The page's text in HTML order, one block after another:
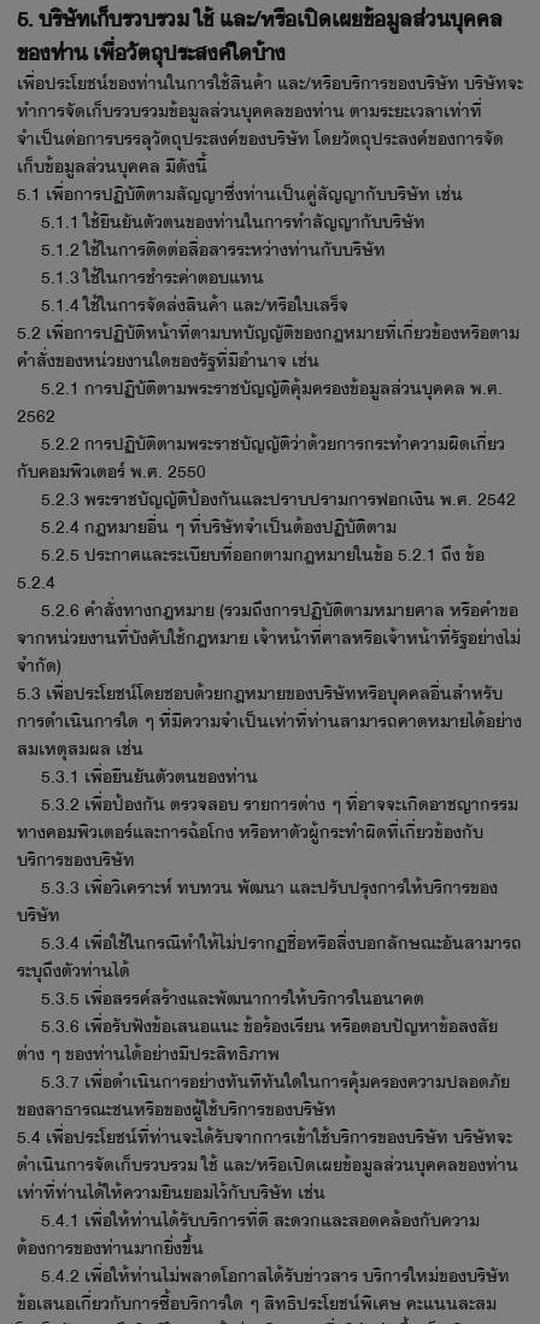
5. บริษัทเก็บรวบรวม ใช้ และ/หรือเปิดเผยข้อมูลส่วนบุคคล
ของท่าน เพื่อวัตถุประสงค์ใดบ้าง
เพื่อประโยชน์ของท่านในการใช้สินค้า และ/หรือบริการของบริษัท บริษัทจะ
ทำการจัดเก็บรวบรวมข้อมูลส่วนบุคคลของท่าน ตามระยะเวลาเท่าที่
จำเป็นต่อการบรรลุวัตถุประสงค์ของบริษัท โดยวัตถุประสงค์ของการจัด
เก็บข้อมูลส่วนบุคคล มีดังนี้
5.1 เพื่อการปฏิบัติตามสัญญาซึ่งท่านเป็นคู่สัญญากับบริษัท เช่น
5.1.1 ใช้ยืนยันตัวตนของท่านในการทำสัญญากับบริษัท
5.1.2 ใช้ในการติดต่อสื่อสารระหว่างท่านกับบริษัท
5.1.3 ใช้ในการชำระค่าตอบแทน
5.1.4 ใช้ในการจัดส่งสินค้า และ/หรือใบเสร็จ
5.2 เพื่อการปฏิบัติหน้าที่ตามบทบัญญัติของกฎหมายที่เกี่ยวข้องหรือตาม
คำสั่งของหน่วยงานใดของรัฐที่มีอำนาจ เช่น
5.2.1 การปฏิบัติตามพระราชบัญญัติคุ้มครองข้อมูลส่วนบุคคล พ.ศ.
2562
5.2.2 การปฏิบัติตามพระราชบัญญัติว่าด้วยการกระทำความผิดเกี่ยว
กับคอมพิวเตอร์ พ.ศ. 2550
5.2.3 พระราชบัญญัติป้องกันและปราบปรามการฟอกเงิน พ.ศ. 2542
5.2.4 กฎหมายอื่น ๆ ที่บริษัทจำเป็นต้องปฏิบัติตาม
5.2.5 ประกาศและระเบียบที่ออกตามกฎหมายในข้อ 5.2.1 ถึง ข้อ
5.2.4
5.2.6 คำสั่งทางกฎหมาย (รวมถึงการปฏิบัติตามหมายศาล หรือคำขอ
จากหน่วยงานที่บังคับใช้กฎหมาย เจ้าหน้าที่ศาลหรือเจ้าหน้าที่รัฐอย่างไม่
จำกัด)
5.3 เพื่อประโยชน์โดยชอบด้วยกฎหมายของบริษัทหรือบุคคลอื่นสำหรับ
การดำเนินการใด ๆ ที่มีความจำเป็นเท่าที่ท่านสามารถคาดหมายได้อย่าง
สมเหตุสมผล เช่น
5.3.1 เพื่อยืนยันตัวตนของท่าน
5.3.2 เพื่อป้องกัน ตรวจสอบ รายการต่าง ๆ ที่อาจจะเกิดอาชญากรรม
ทางคอมพิวเตอร์และการฉ้อโกง หรือหาตัวผู้กระทำผิดที่เกี่ยวข้องกับ
บริการของบริษัท
5.3.3 เพื่อวิเคราะห์ ทบทวน พัฒนา และปรับปรุงการให้บริการของ
บริษัท
5.3.4 เพื่อใช้ในกรณีทำให้ไม่ปรากฏชื่อหรือสิ่งบอกลักษณะอันสามารถ
ระบุถึงตัวท่านได้
5.3.5 เพื่อสรรค์สร้างและพัฒนาการให้บริการในอนาคต
5.3.6 เพื่อรับฟังข้อเสนอแนะ ข้อร้องเรียน หรือตอบปัญหาข้อสงสัย
ต่าง ๆ ของท่านได้อย่างมีประสิทธิภาพ
5.3.7 เพื่อดำเนินการอย่างทันทีทันใดในการคุ้มครองความปลอดภัย
ของสาธารณะชนหรือของผู้ใช้บริการของบริษัท
5.4 เพื่อประโยชน์ที่ท่านจะได้รับจากการเข้าใช้บริการของบริษัท บริษัทจะ
ดำเนินการจัดเก็บรวบรวม ใช้ และ/หรือเปิดเผยข้อมูลส่วนบุคคลของท่าน
เท่าที่ท่านได้ให้ความยินยอมไว้กับบริษัท เช่น
5.4.1 เพื่อให้ท่านได้รับบริการที่ดี สะดวกและสอดคล้องกับความ
ต้องการของท่านมากยิ่งขึ้น
5.4.2 เพื่อให้ท่านไม่พลาดโอกาสได้รับข่าวสาร บริการใหม่ของบริษัท
ข้อเสนอเกี่ยวกับการซื้อบริการใด ๆ สิทธิประโยชน์พิเศษ คะแนนสะสม